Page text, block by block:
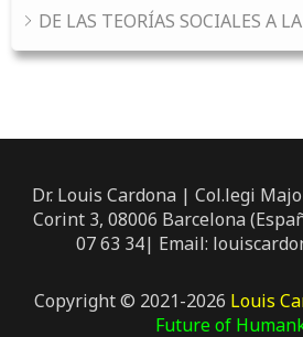
DE LAS TEORÍAS SOCIALES A
Dr. Louis Cardona | Col.legi
Corint 3, 08006 Barcelona
07 63 34| Email:
Copyright © 2021-2026 Louis
Future of